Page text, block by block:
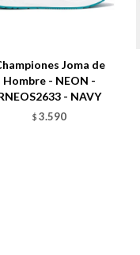
Joma de
Hombre - NEON -
- NAVY
$ 3.590